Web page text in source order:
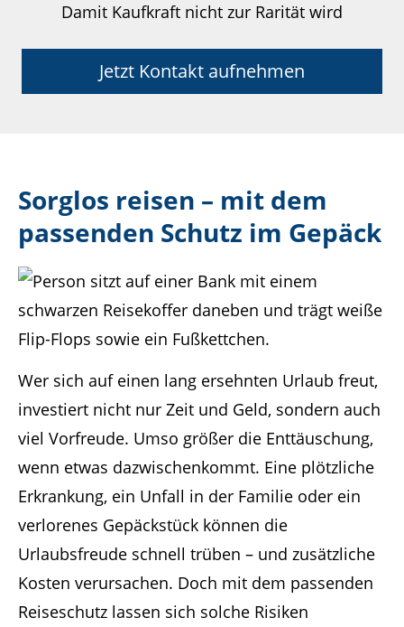
Damit Kaufkraft nicht zur Rarität wird
Jetzt Kontakt aufnehmen
Sorglos reisen – mit dem
passenden Schutz im Gepäck
Wer sich auf einen lang ersehnten Urlaub freut,
investiert nicht nur Zeit und Geld, sondern auch
viel Vorfreude. Umso größer die Enttäuschung,
wenn etwas dazwischenkommt. Eine plötzliche
Erkrankung, ein Unfall in der Familie oder ein
verlorenes Gepäckstück können die
Urlaubsfreude schnell trüben – und zusätzliche
Kosten verursachen. Doch mit dem passenden
Reiseschutz lassen sich solche Risiken